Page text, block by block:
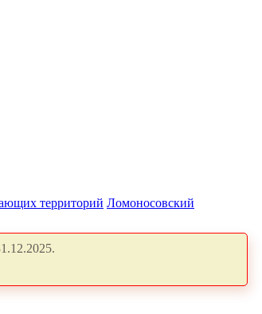
территорий Ломоносовский